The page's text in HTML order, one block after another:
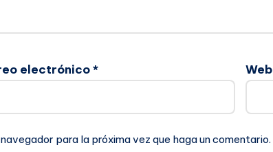
electrónico* Web
para la próxima vez que haga un comentario.